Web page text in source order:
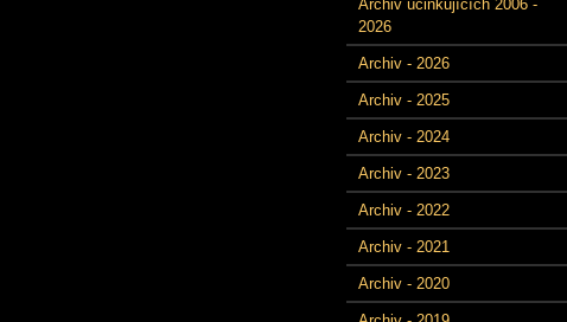
Archiv účinkujících 2006 -
2026
Archiv - 2026
Archiv - 2025
Archiv - 2024
Archiv - 2023
Archiv - 2022
Archiv - 2021
Archiv - 2020